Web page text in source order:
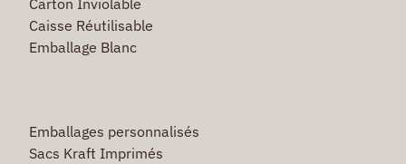
Caisse Réutilisable
Emballage Blanc
Emballages personnalisés
Sacs Kraft Imprimés